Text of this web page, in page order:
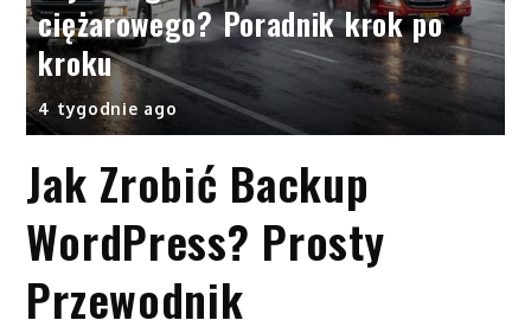
ciężarowego? Poradnik krok po
kroku
4 tygodnie ago
Jak Zrobić Backup
WordPress? Prosty
Przewodnik